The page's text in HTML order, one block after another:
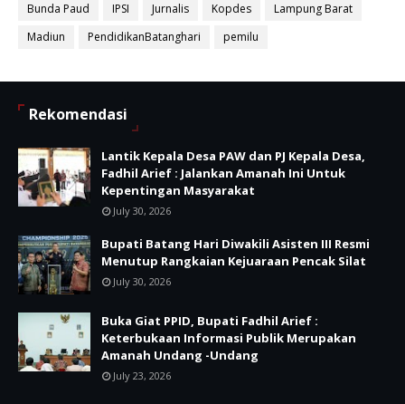
Bunda Paud
IPSI Jurnalis Kopdes
Lampung Barat
Madiun
PendidikanBatanghari pemilu
Rekomendasi
Lantik Kepala Desa PAW dan PJ Kepala Desa,
Fadhil Arief : Jalankan Amanah Ini Untuk
Kepentingan Masyarakat
July 30, 2026
Bupati Batang Hari Diwakili Asisten III Resmi
Menutup Rangkaian Kejuaraan Pencak Silat
July 30, 2026
Buka Giat PPID, Bupati Fadhil Arief :
Keterbukaan Informasi Publik Merupakan
Amanah Undang -Undang
July 23, 2026